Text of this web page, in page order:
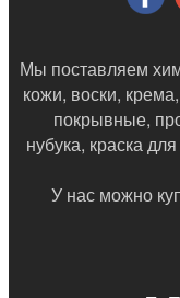
Мы поставляем
кожи, воски,
покрывные,
нубука, краска
У нас можно